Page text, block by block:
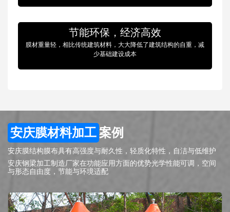
节能环保，经济高效
膜材重量轻，相比传统建筑材料，大大降低了建筑结构的自重，减
少基础建设成本
安庆膜材料加工 案例
安庆膜结构膜布具有高强度与耐久性，轻质化特性，自洁与低维护
安庆钢梁加工制造厂家在功能应用方面的优势光学性能可调，空间
与形态自由度，节能与环境适配